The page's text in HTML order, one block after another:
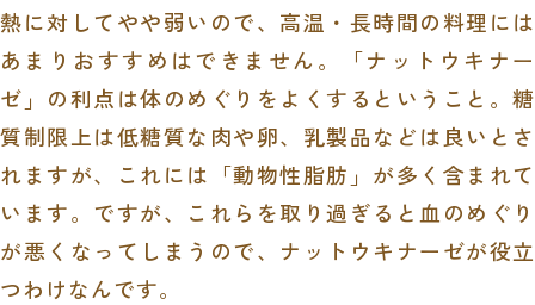
熱に対してやや弱いので、高温・長時間の料理には
あまりおすすめはできません。「ナットウキナー
ゼ」の利点は体のめぐりをよくするということ。糖
質制限上は低糖質な肉や卵、乳製品などは良いとさ
れますが、これには「動物性脂肪」が多く含まれて
います。ですが、これらを取り過ぎると血のめぐり
が悪くなってしまうので、ナットウキナーゼが役立
つわけなんです。